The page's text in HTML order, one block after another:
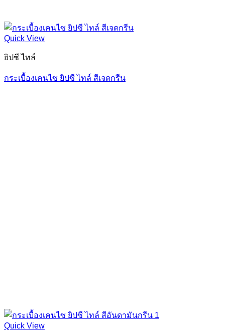
Quick View
ยิปซี ไทล์
กระเบื้องเคนไซ ยิปซี ไทล์ สีเจดกรีน
Quick View